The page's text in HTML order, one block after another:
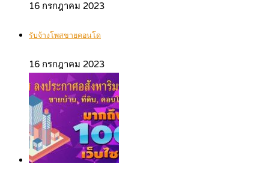
16 กรกฎาคม 2023
รับจ้างโพสขายคอนโด
16 กรกฎาคม 2023